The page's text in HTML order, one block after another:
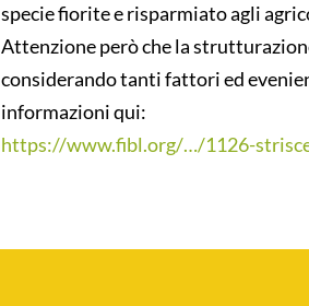
specie fiorite e risparmiato agli
Attenzione però che la
considerando tanti fattori ed
informazioni qui:
https://www.fibl.org/…/1126-